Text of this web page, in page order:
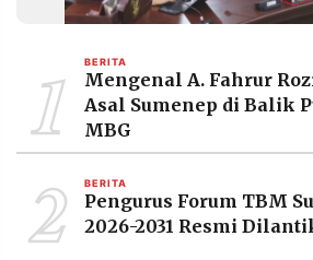
1 BERITA
Mengenal A. Fahrur
Asal Sumenep di Balik
MBG
2 BERITA
Pengurus Forum TBM
2026-2031 Resmi